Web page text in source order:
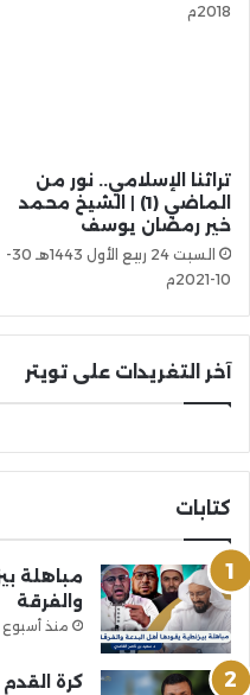
2018م
تراثنا الإسلامي.. نور من
الماضي (1) | الشيخ محمد
خير رمضان يوسف
السبت 24 ربيع الأول 1443هـ 30-
10-2021م
آخر التغريدات على تويتر
كتابات
مباهلة
والفرقة
منذ أسبوع
كرة